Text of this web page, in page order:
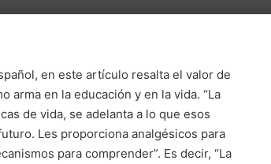
en este artículo resalta el valor de
arma en la educación y en la vida. “La
de vida, se adelanta a lo que esos
Les proporciona analgésicos para
para comprender”. Es decir, “La